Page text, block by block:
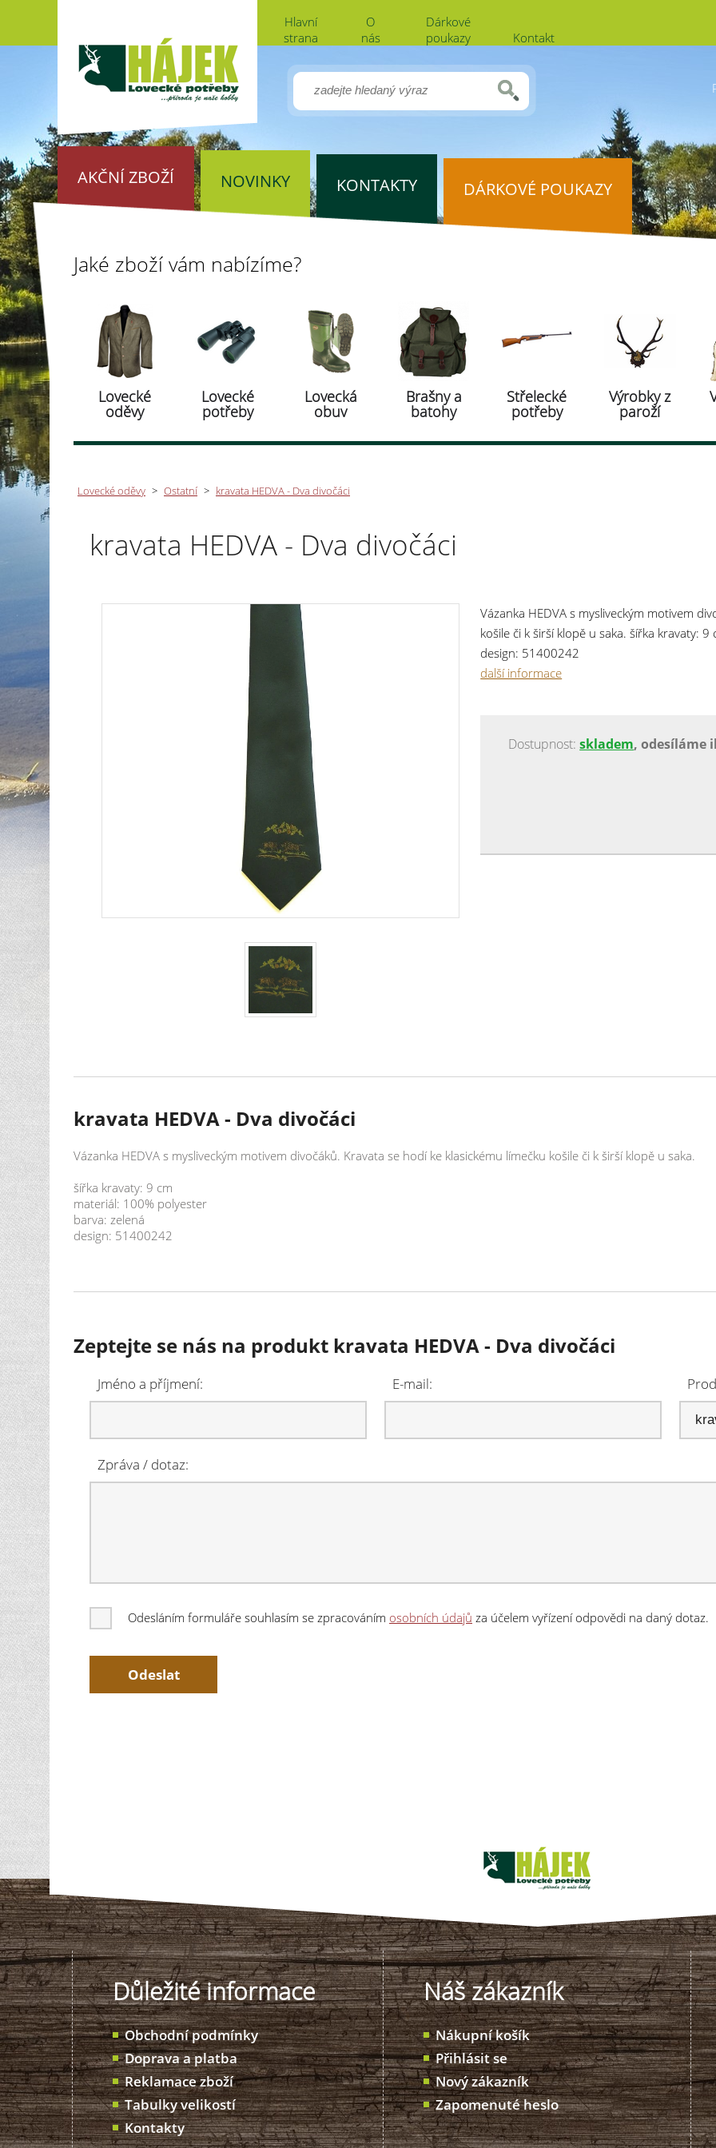
Hlavní
strana
O
nás
Dárkové
poukazy
Kontakt
AKČNÍ ZBOŽÍ NOVINKY KONTAKTY DÁRKOVÉ POUKAZY
Jaké zboží vám nabízíme?
Lovecké
oděvy
Lovecké
potřeby
Lovecká
obuv
Brašny a
batohy
Střelecké
potřeby
Výrobky z
paroží
Lovecké oděvy > Ostatní > kravata HEDVA - Dva divočáci
kravata HEDVA - Dva divočáci
Vázanka HEDVA s mysliveckým motivem
košile či k širší klopě u saka. šířka kravaty:
design: 51400242
další informace
Dostupnost:skladem, odesíláme
kravata HEDVA - Dva divočáci
Vázanka HEDVA s mysliveckým motivem divočáků. Kravata se hodí ke klasickému límečku košile či k širší klopě u saka.
šířka kravaty: 9 cm
materiál: 100% polyester
barva: zelená
design: 51400242
Zeptejte se nás na produkt kravata HEDVA - Dva divočáci
Jméno a příjmení: E-mail:
Zpráva / dotaz:
Odesláním formuláře souhlasím se zpracováním osobních údajů za účelem vyřízení odpovědi na daný dotaz.
Důležité informace
Obchodní podmínky
Doprava a platba
Reklamace zboží
Tabulky velikostí
Kontakty
Náš zákazník
Nákupní košík
Přihlásit se
Nový zákazník
Zapomenuté heslo